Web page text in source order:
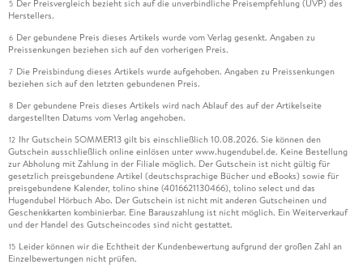
5 Der Preisvergleich bezieht sich auf die unverbindliche Preisempfehlung (UVP) des
Herstellers.
6 Der gebundene Preis dieses Artikels wurde vom Verlag gesenkt. Angaben zu
Preissenkungen beziehen sich auf den vorherigen Preis.
7 Die Preisbindung dieses Artikels wurde aufgehoben. Angaben zu Preissenkungen
beziehen sich auf den letzten gebundenen Preis.
8 Der gebundene Preis dieses Artikels wird nach Ablauf des auf der Artikelseite
dargestellten Datums vom Verlag angehoben.
12 Ihr Gutschein SOMMER13 gilt bis einschließlich 10.08.2026. Sie können den
Gutschein ausschließlich online einlösen unter www.hugendubel.de. Keine Bestellung
zur Abholung mit Zahlung in der Filiale möglich. Der Gutschein ist nicht gültig für
gesetzlich preisgebundene Artikel (deutschsprachige Bücher und eBooks) sowie für
preisgebundene Kalender, tolino shine (4016621130466), tolino select und das
Hugendubel Hörbuch Abo. Der Gutschein ist nicht mit anderen Gutscheinen und
Geschenkkarten kombinierbar. Eine Barauszahlung ist nicht möglich. Ein Weiterverkauf
und der Handel des Gutscheincodes sind nicht gestattet.
15 Leider können wir die Echtheit der Kundenbewertung aufgrund der großen Zahl an
Einzelbewertungen nicht prüfen.